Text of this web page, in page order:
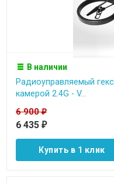
В наличии
Радиоуправляемый
камерой 2.4G - V...
6 900₽
6 435 ₽
Купить в 1 клик